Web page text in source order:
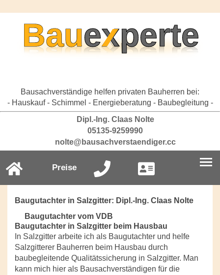
Bausachverständige helfen privaten Bauherren bei:
- Hauskauf - Schimmel - Energieberatung - Baubegleitung -
Dipl.-Ing. Claas Nolte
05135-9259990
nolte@bausachverstaendiger.cc
Preise
Baugutachter in Salzgitter: Dipl.-Ing. Claas Nolte
Baugutachter vom VDB
Baugutachter in Salzgitter beim Hausbau
In Salzgitter arbeite ich als Baugutachter und helfe
Salzgitterer Bauherren beim Hausbau durch
baubegleitende Qualitätssicherung in Salzgitter. Man
kann mich hier als Bausachverständigen für die